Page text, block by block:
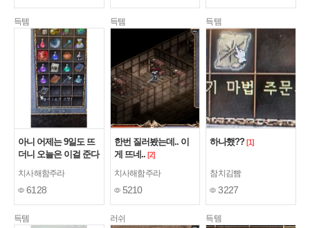
득템
아니 어제는 9일도 뜨
더니 오늘은 이걸 준다
치사해함주라
6128
득템
한번 질러봤는데.. 이
게 뜨네.. [2]
치사해함주라
5210
득템
하나했?? [1]
참치김빰
3227
득템 러쉬 득템